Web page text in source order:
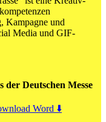
Kampagne und
Media und GIF-
der Deutschen Messe
Word ⬇️